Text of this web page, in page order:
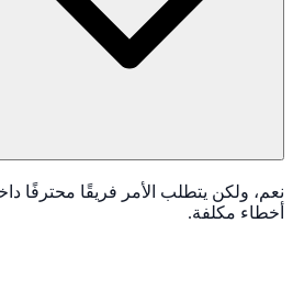
نعم، ولكن يتطلب الأمر فريقًا محترفًا
أخطاء مكلفة.